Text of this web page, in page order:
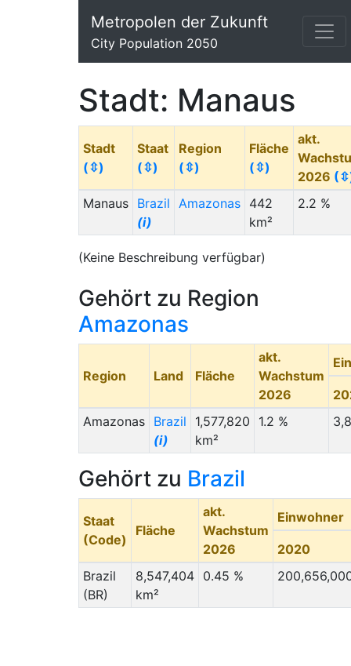
Metropolen der Zukunft
City Population 2050
Stadt: Manaus
Stadt
(⇳)
Staat
(⇳)
Region
(⇳)
Fläche
(⇳)
akt.
2026
Manaus
Brazil
(i)
Amazonas
442
km²
2.2 %
(Keine Beschreibung verfügbar)
Gehört zu Region
Amazonas
Region Land Fläche
akt.
Wachstum
2026
Amazonas
Brazil
(i)
1,577,820
km²
1.2 %
Gehört zu Brazil
Staat
(Code)
Fläche
akt.
Wachstum
2026
Einwohner
2020
Brazil
(BR)
8,547,404
km²
0.45 %